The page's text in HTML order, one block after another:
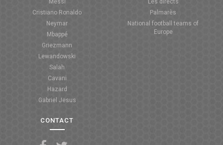
Messi
Cristiano Ronaldo
Neymar
Mbappé
Griezmann
Lewandowski
Salah
Cavani
Hazard
Gabriel Jesus
Les directs
Palmarès
National football teams of
Europe
CONTACT